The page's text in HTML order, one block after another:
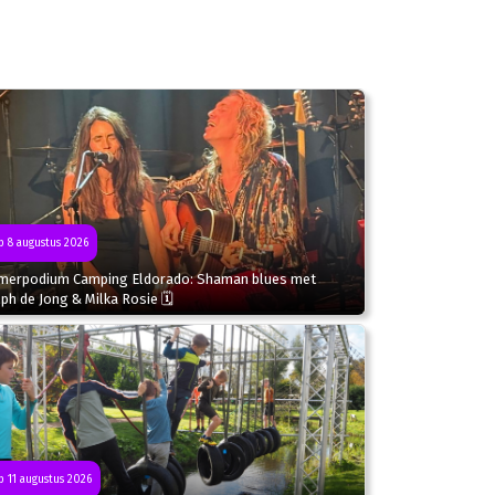
8 augustus 2026
Camping Eldorado: Shaman blues met
de Jong & Milka Rosie 🗓
11 augustus 2026